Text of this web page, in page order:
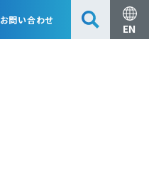
お問い合わせ
EN